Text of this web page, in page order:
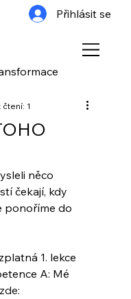
Přihlásit se
čtení: 1
něco
čekají, kdy
ponoříme do
1. lekce
A: Mé